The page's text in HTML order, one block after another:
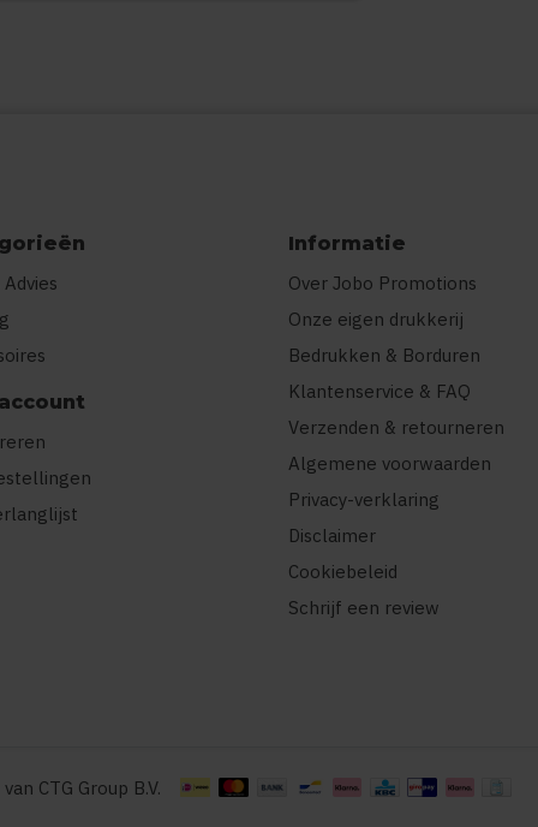
Informatie
Over Jobo Promotions
Onze eigen drukkerij
Bedrukken & Borduren
Klantenservice & FAQ
Verzenden & retourneren
Algemene voorwaarden
Privacy-verklaring
Disclaimer
Cookiebeleid
Schrijf een review
CTG Group B.V.